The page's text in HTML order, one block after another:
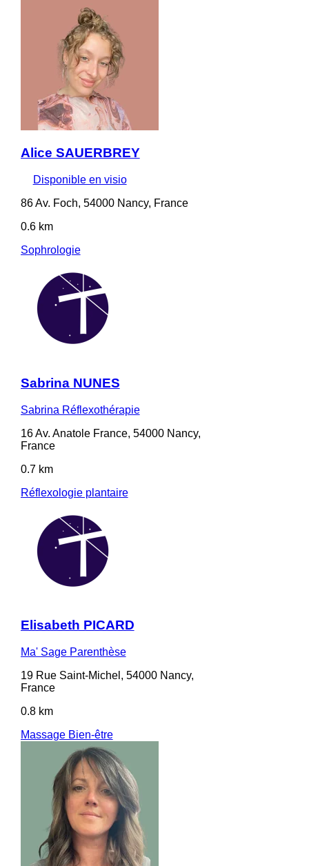
Alice SAUERBREY
Disponible en visio
86 Av. Foch, 54000 Nancy, France
0.6 km
Sophrologie
Sabrina NUNES
Sabrina Réflexothérapie
16 Av. Anatole France, 54000 Nancy,
France
0.7 km
Réflexologie plantaire
Elisabeth PICARD
Ma' Sage Parenthèse
19 Rue Saint-Michel, 54000 Nancy,
France
0.8 km
Massage Bien-être